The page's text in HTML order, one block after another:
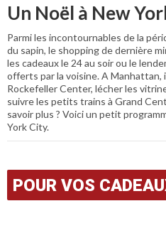
Un Noël à New
Parmi les incontournables de la
du sapin, le shopping de dernière
les cadeaux le 24 au soir ou le
offerts par la voisine. A Manhattan,
Rockefeller Center, lécher les
suivre les petits trains à Grand
savoir plus ? Voici un petit
York City.
POUR VOS